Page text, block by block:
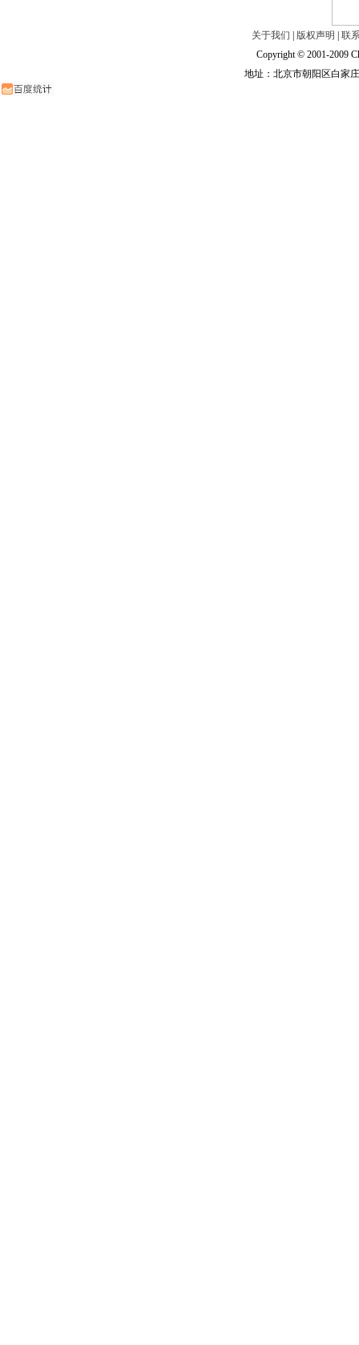
关于我们 版权声明
联
Copyright © 2001-2009
地址：北京市朝阳区白家